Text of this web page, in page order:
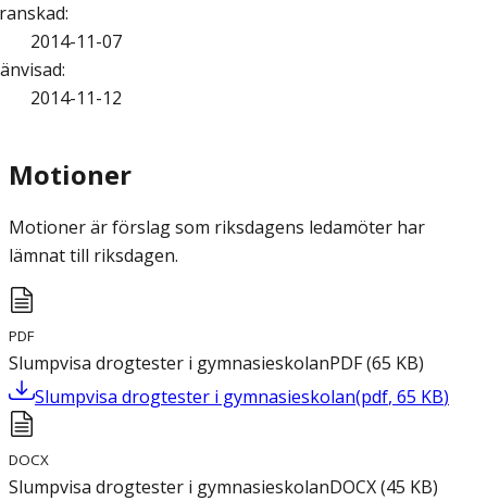
:
2014-11-07
:
2014-11-12
Motioner
Motioner är förslag som riksdagens ledamöter har
lämnat till riksdagen.
PDF
Slumpvisa drogtester i gymnasieskolanPDF(65 KB)
Slumpvisa drogtester i gymnasieskolan(pdf, 65 KB)
DOCX
Slumpvisa drogtester i gymnasieskolanDOCX(45 KB)